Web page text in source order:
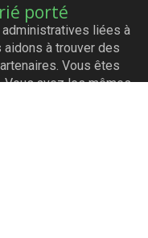
porté
liées à
aidons à trouver des
Vous êtes
Vous avez les mêmes